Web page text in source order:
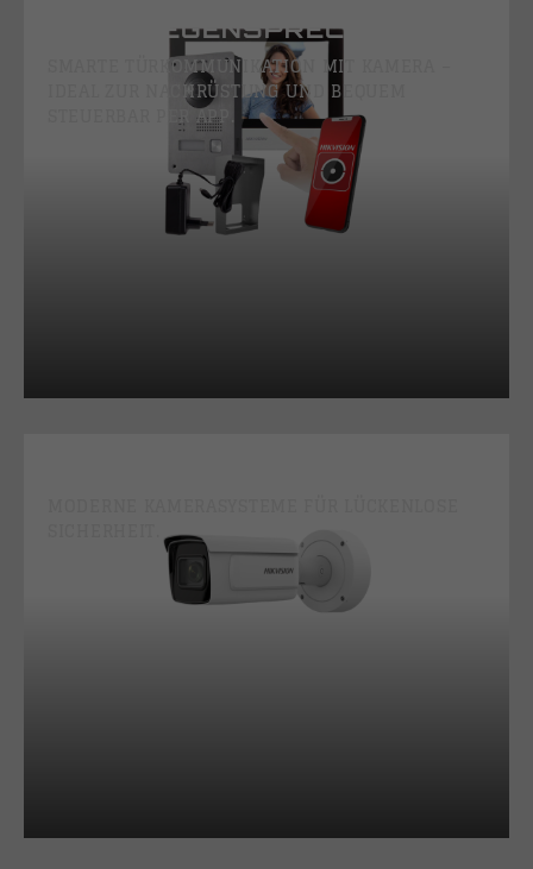
VIDEOGEGENSPRECHANLAGE
SMARTE TÜRKOMMUNIKATION MIT KAMERA –
IDEAL ZUR NACHRÜSTUNG UND BEQUEM
STEUERBAR PER APP.